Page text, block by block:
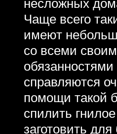
Чаще всего
имеют
со всеми
обязанностями
справляются
помощи такой
спилить
заготовить